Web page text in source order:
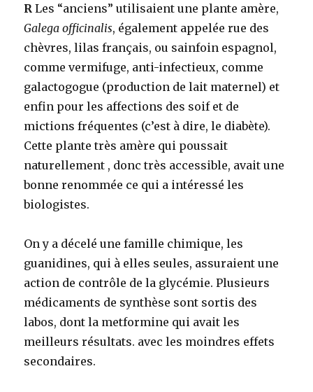
R Les “anciens” utilisaient une plante amère,
Galega officinalis, également appelée rue des
chèvres, lilas français, ou sainfoin espagnol,
comme vermifuge, anti-infectieux, comme
galactogogue (production de lait maternel) et
enfin pour les affections des soif et de
mictions fréquentes (c’est à dire, le diabète).
Cette plante très amère qui poussait
naturellement , donc très accessible, avait une
bonne renommée ce qui a intéressé les
biologistes.
On y a décelé une famille chimique, les
guanidines, qui à elles seules, assuraient une
action de contrôle de la glycémie. Plusieurs
médicaments de synthèse sont sortis des
labos, dont la metformine qui avait les
meilleurs résultats. avec les moindres effets
secondaires.